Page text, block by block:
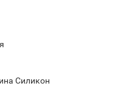
Силикон